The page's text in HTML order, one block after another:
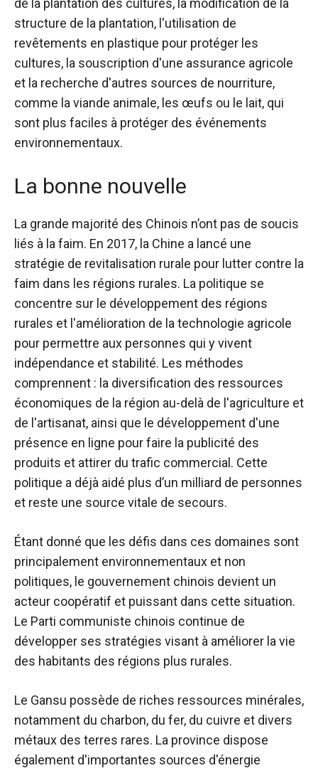
structure de la plantation, l'utilisation de
revêtements en plastique pour protéger les
cultures, la souscription d'une assurance agricole
et la recherche d'autres sources de nourriture,
comme la viande animale, les œufs ou le lait, qui
sont plus faciles à protéger des événements
environnementaux.
La bonne nouvelle
La grande majorité des Chinois n’ont pas de soucis
liés à la faim. En 2017, la Chine a lancé une
stratégie de revitalisation rurale pour lutter contre la
faim dans les régions rurales. La politique se
concentre sur le développement des régions
rurales et l'amélioration de la technologie agricole
pour permettre aux personnes qui y vivent
indépendance et stabilité. Les méthodes
comprennent : la diversification des ressources
économiques de la région au-delà de l'agriculture et
de l'artisanat, ainsi que le développement d'une
présence en ligne pour faire la publicité des
produits et attirer du trafic commercial. Cette
politique a déjà aidé plus d’un milliard de personnes
et reste une source vitale de secours.
Étant donné que les défis dans ces domaines sont
principalement environnementaux et non
politiques, le gouvernement chinois devient un
acteur coopératif et puissant dans cette situation.
Le Parti communiste chinois continue de
développer ses stratégies visant à améliorer la vie
des habitants des régions plus rurales.
Le Gansu possède de riches ressources minérales,
notamment du charbon, du fer, du cuivre et divers
métaux des terres rares. La province dispose
également d'importantes sources d'énergie